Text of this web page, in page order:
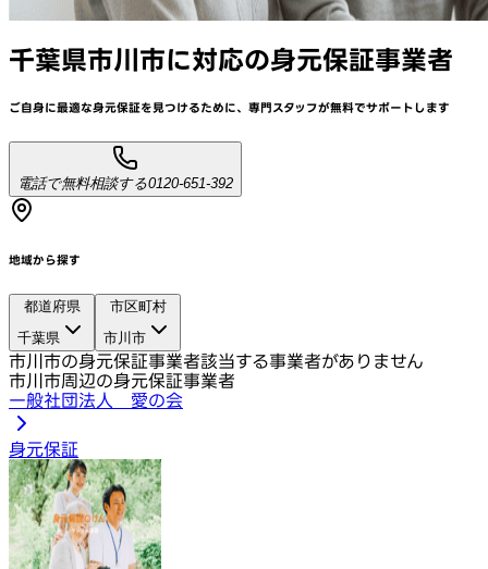
千葉県市川市に対応の身元保証事業者
ご自身に最適な身元保証を見つけるために、 専門スタッフが無料でサポートします
電話で無料相談する0120-651-392
地域から探す
都道府県
千葉県
市区町村
市川市
市川市の身元保証事業者該当する事業者がありません
市川市周辺の身元保証事業者
一般社団法人 愛の会
身元保証